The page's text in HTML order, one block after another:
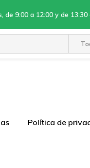
9:00 a 12:00 y de 13:30
Política de